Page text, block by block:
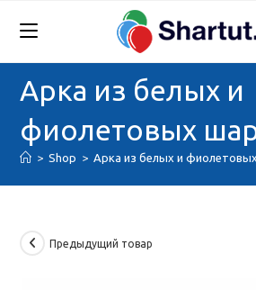
Арка из белых и
фиолетовых
> Shop > Арка из белых и
Предыдущий товар